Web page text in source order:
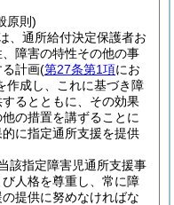
原則)
、通所給付決定保護者お
障害の特性その他の事
計画(第27条第1項にお
作成し、これに基づき障
るとともに、その効果
の措置を講ずることに
に指定通所支援を提供
該指定障害児通所支援事
人格を尊重し、常に障
提供に努めなければな